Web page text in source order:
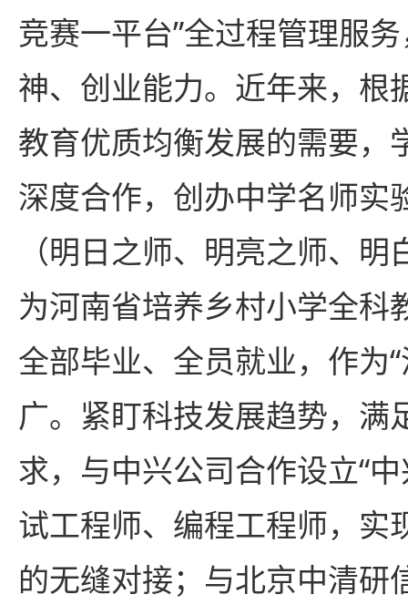
竞赛一平台”全过程管理服
神、创业能力。近年来，根
教育优质均衡发展的需要，
深度合作，创办中学名师实
（明日之师、明亮之师、
为河南省培养乡村小学全科
全部毕业、全员就业，作为
广。紧盯科技发展趋势，满
求，与中兴公司合作设立“
试工程师、编程工程师，实
的无缝对接；与北京中清研